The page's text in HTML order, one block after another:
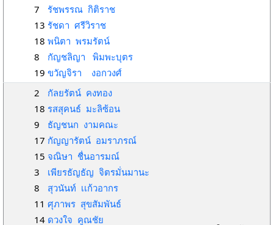
7
รัชพรรณ กิติราช
13 รัชดา ศรีวิราช
18 พนิตา พรมรัตน์
8
กัญชลิญา พิมพะบุตร
19 ขวัญจิรา งอกวงศ์
2
กัลยรัตน์ คงทอง
18 รสสุคนธ์ มะลิซ้อน
9
ธัญชนก งามคณะ
17 กัญญารัตน์ อมราภรณ์
15 จณิษา ชื่นอารมณ์
3
เพียรธัญธัญ จิตรมั่นมานะ
8
สุวนันท์ เเก้วอากร
11 ศุภาพร สุขสัมพันธ์
14 ดวงใจ คูณชัย